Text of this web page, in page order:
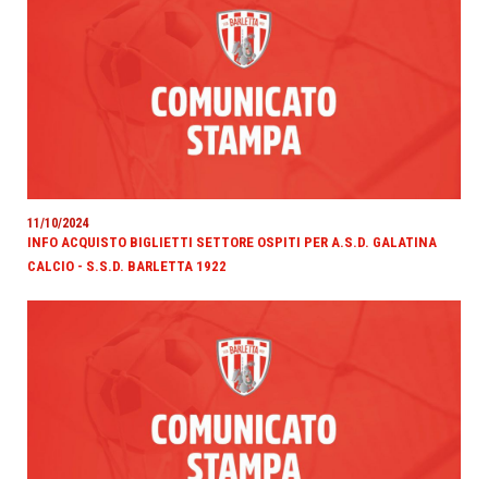
11/10/2024
INFO ACQUISTO BIGLIETTI SETTORE OSPITI PER A.S.D. GALATINA
CALCIO - S.S.D. BARLETTA 1922